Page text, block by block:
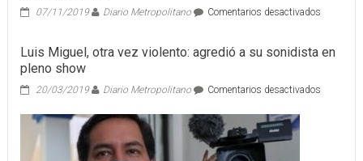
07/11/2019 Diario Metropolitano Comentarios desactivadosen
de
Luis Miguel, otra vez violento: agredió a su sonidista en
pleno show
20/03/2019 Diario Metropolitano Comentarios desactivadosen